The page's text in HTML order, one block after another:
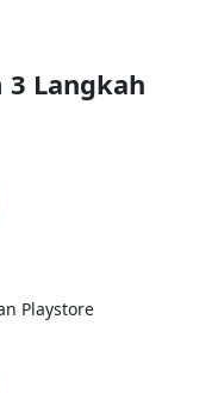
Langkah
Playstore